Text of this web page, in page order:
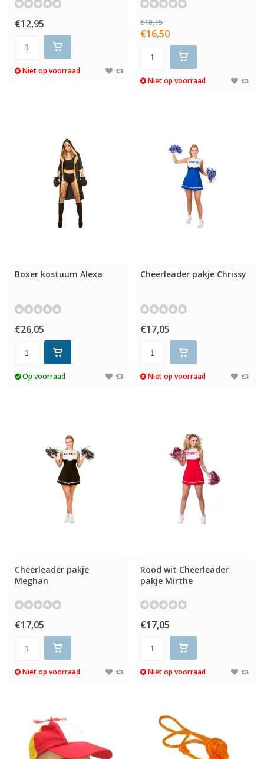
€12,95
Niet op voorraad
€18,15
€16,50
Niet op voorraad
Boxer kostuum Alexa
€26,05
Op voorraad
Cheerleader pakje Chrissy
€17,05
Niet op voorraad
Cheerleader pakje
Meghan
€17,05
Niet op voorraad
Rood wit Cheerleader
pakje Mirthe
€17,05
Niet op voorraad